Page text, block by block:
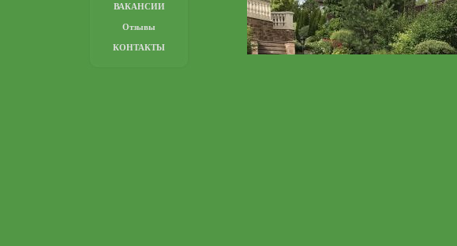
ВАКАНСИИ
Отзывы
КОНТАКТЫ